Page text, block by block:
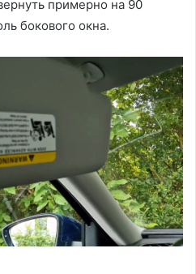
примерно на 90
бокового окна.